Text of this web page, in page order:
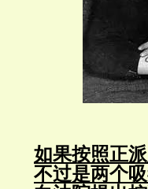
如果按照正
不过是两个